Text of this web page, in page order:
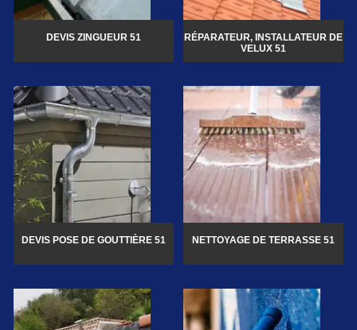
DEVIS ZINGUEUR 51
RÉPARATEUR, INSTALLATEUR DE
VELUX 51
DEVIS POSE DE GOUTTIÈRE 51 NETTOYAGE DE TERRASSE 51